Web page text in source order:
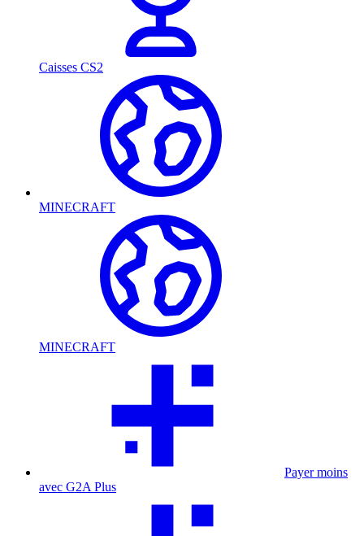
Caisses CS2
MINECRAFT
MINECRAFT
Payer moins
avec G2A Plus